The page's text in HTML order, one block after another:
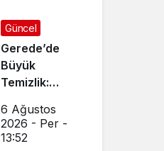
Güncel
Gerede’de
Büyük
Temizlik:
Çalışma
Başlatıldı
6 Ağustos
2026 - Per -
13:52